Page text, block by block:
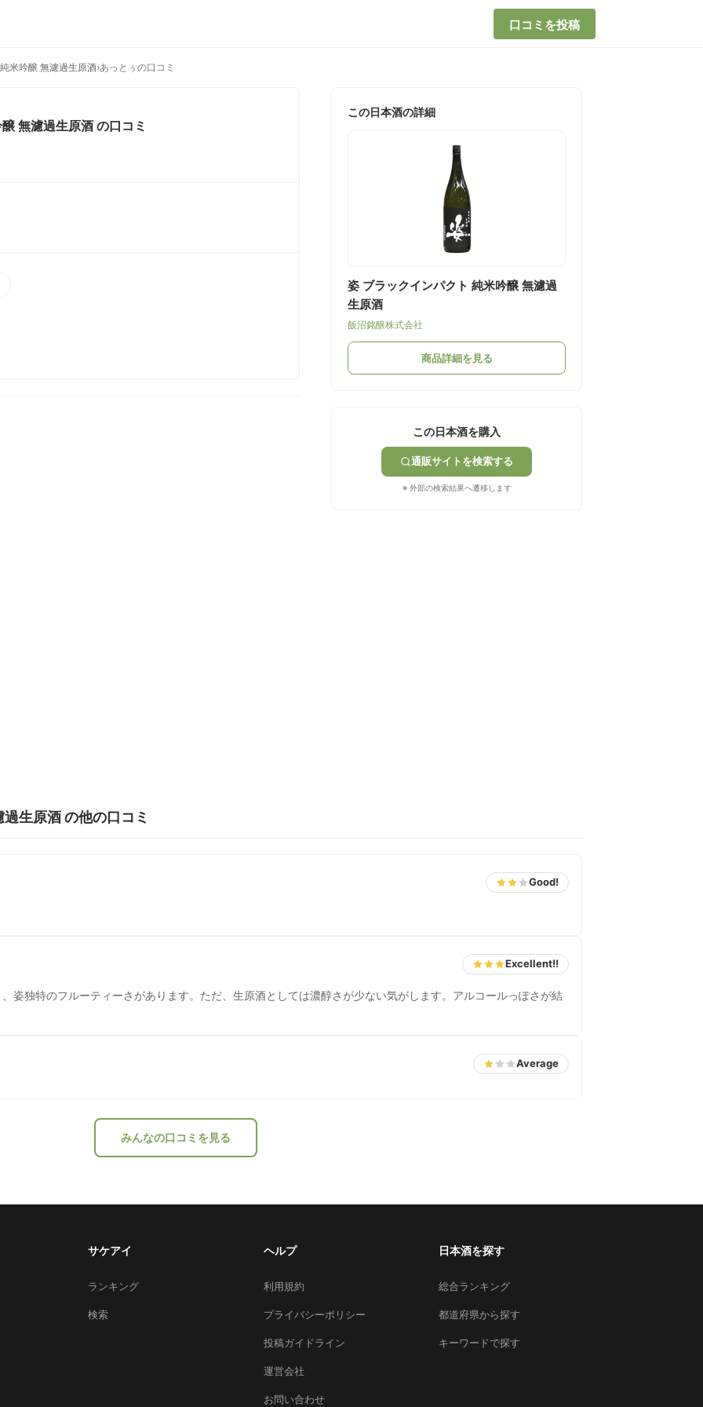
口コミを投稿
米吟醸 無濾過生原酒›あっとぅの口コミ
無濾過生原酒の口コミ
この日本酒の詳細
姿 ブラックインパクト 純米吟醸 無濾過
生原酒
飯沼銘醸株式会社
商品詳細を見る
この日本酒を購入
通販サイトを検索する
※ 外部の検索結果へ遷移します
生原酒 の他の口コミ
Good!
Excellent!!
姿独特のフルーティーさがあります。ただ、生原酒としては濃醇さが少ない気がします。アルコールっぽさが結
Average
みんなの口コミを見る
サケアイ
ランキング
検索
ヘルプ
利用規約
プライバシーポリシー
投稿ガイドライン
運営会社
お問い合わせ
日本酒を探す
総合ランキング
都道府県から探す
キーワードで探す